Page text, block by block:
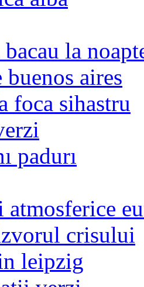
la
aires
foca sihastru
padurı
crisului
leipzig